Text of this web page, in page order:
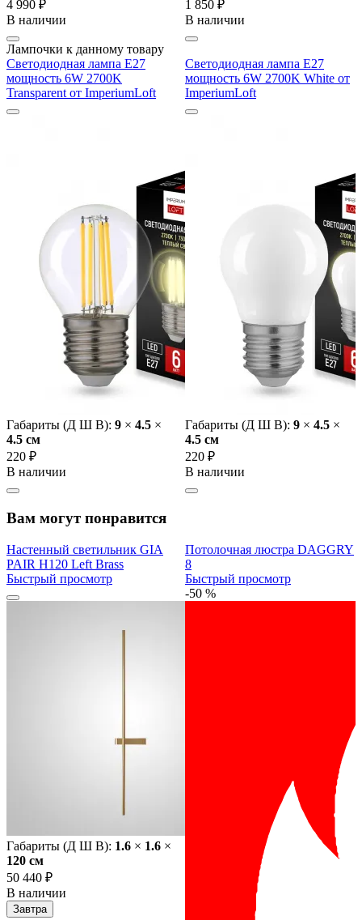
4 990 ₽
В наличии
1 850 ₽
В наличии
Лампочки к данному товару
Светодиодная лампа E27
мощность 6W 2700K
Transparent от ImperiumLoft
Габариты (Д Ш В): 9 × 4.5 ×
4.5 cм
220 ₽
В наличии
Светодиодная лампа E27
мощность 6W 2700K White от
ImperiumLoft
Габариты (Д Ш В): 9 × 4.5 ×
4.5 cм
220 ₽
В наличии
Вам могут понравится
Настенный светильник GIA
PAIR H120 Left Brass
Быстрый просмотр
Габариты (Д Ш В): 1.6 × 1.6 ×
120 cм
50 440 ₽
В наличии
Завтра
Потолочная люстра DAGGRY
8
Быстрый просмотр
-50 %